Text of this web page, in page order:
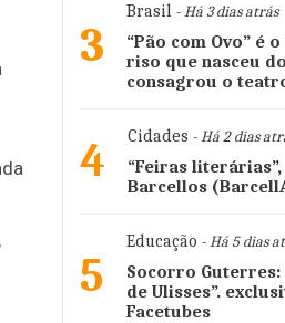
3
Brasil - Há 3 dias atrás
“Pão com Ovo” é
riso que nasceu
consagrou o
4 Cidades - Há 2 dias
“Feiras
Barcellos
5
Educação - Há 5 dias
Socorro Guterres:
de Ulisses”.
Facetubes